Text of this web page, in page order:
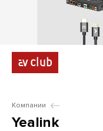
Компании
Yealink